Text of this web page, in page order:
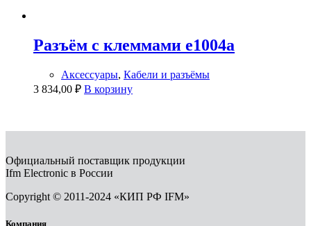
Разъём с клеммами e1004a
Аксессуары, Кабели и разъёмы
3 834,00 ₽ В корзину
Официальный поставщик продукции
Ifm Electronic в России
Copyright © 2011-2024 «КИП РФ IFM»
Компания